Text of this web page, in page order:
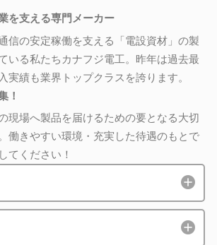
を支える専門メーカー
信の安定稼働を支える「電設資材」の製
いる私たちカナフジ電工。昨年は過去最
実績も業界トップクラスを誇ります。
！
現場へ製品を届けるための要となる大切
働きやすい環境・充実した待遇のもとで
てください！